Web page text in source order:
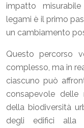
impatto
legami è il primo
un cambiamento
Questo percorso
complesso, ma in
ciascuno può
consapevole delle
della biodiversità
degli edifici alla